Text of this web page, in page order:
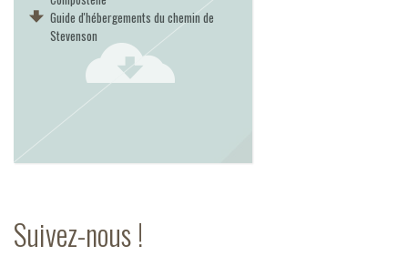
Guide d'hébergements du chemin de
Stevenson
Suivez-nous !